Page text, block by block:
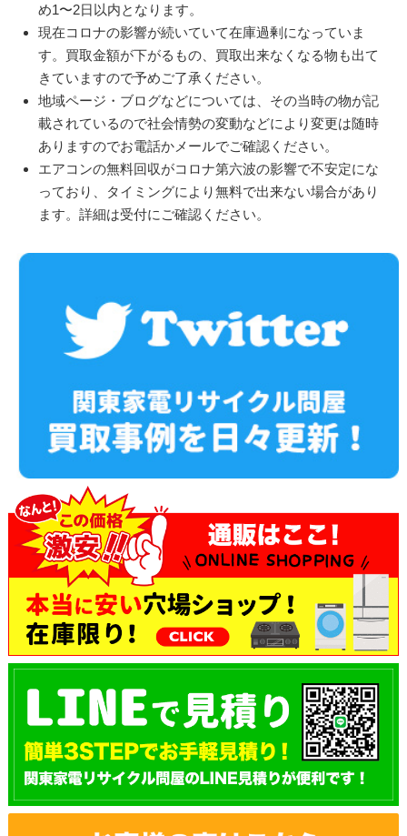
め1〜2日以内となります。
現在コロナの影響が続いていて在庫過剰になっていま
す。買取金額が下がるもの、買取出来なくなる物も出て
きていますので予めご了承ください。
地域ページ・ブログなどについては、その当時の物が記
載されているので社会情勢の変動などにより変更は随時
ありますのでお電話かメールでご確認ください。
エアコンの無料回収がコロナ第六波の影響で不安定にな
っており、タイミングにより無料で出来ない場合があり
ます。詳細は受付にご確認ください。